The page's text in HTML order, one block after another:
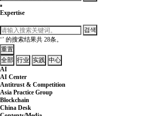
Expertise
검색
‘’ 的搜索结果共 28条。
重置
全部 行业 实践 中心
AI
AI Center
Antitrust & Competition
Asia Practice Group
Blockchain
China Desk